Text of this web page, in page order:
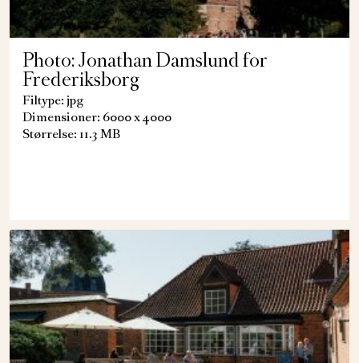
Photo: Jonathan Damslund for
Frederiksborg
Filtype: jpg
Dimensioner: 6000 x 4000
Størrelse: 11.3 MB